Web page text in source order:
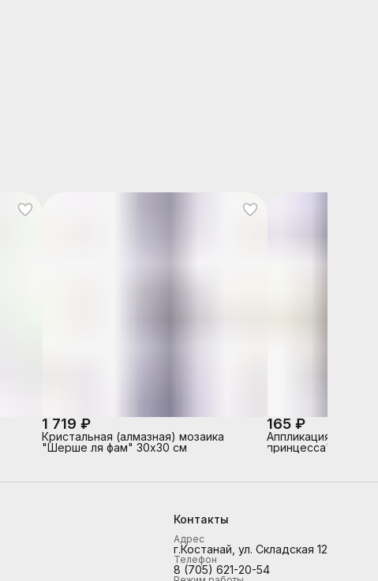
1 719 ₽
Кристальная (алмазная) мозаика
"Шерше ля фам" 30х30 см
165 ₽
Аппликация
принцесса"
Контакты
Адрес
г.Костанай, ул. Складская 12
Телефон
8 (705) 621-20-54